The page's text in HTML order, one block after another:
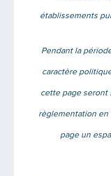
établissements
Pendant la
caractère
cette page seront
règlementation en
page un